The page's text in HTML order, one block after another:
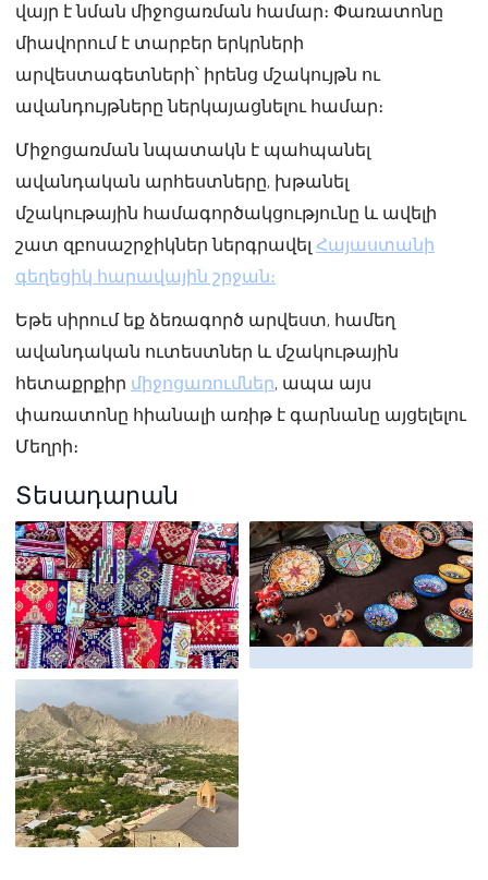
վայր է նման միջոցառման համար։ Փառատոնը
միավորում է տարբեր երկրների
արվեստագետների՝ իրենց մշակույթն ու
ավանդույթները ներկայացնելու համար։
Միջոցառման նպատակն է պահպանել
ավանդական արհեստները, խթանել
մշակութային համագործակցությունը և ավելի
շատ զբոսաշրջիկներ ներգրավել Հայաստանի
գեղեցիկ հարավային շրջան։
Եթե սիրում եք ձեռագործ արվեստ, համեղ
ավանդական ուտեստներ և մշակութային
հետաքրքիր միջոցառումներ, ապա այս
փառատոնը հիանալի առիթ է գարնանը այցելելու
Մեղրի։
Տեսադարան